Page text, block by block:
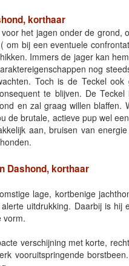
korthaar
het jagen onder de grond,
om bij een eventuele
Immers de jager kan
nog
Toch is de Teckel
te blijven. De
en zal graag willen
de brutale, actieve pup wel
aan, bruisen van
Dashond, korthaar
lage, kortbenige
uitdrukking. Daarbij is hij
vorm.
verschijning met korte,
vooruitspringende